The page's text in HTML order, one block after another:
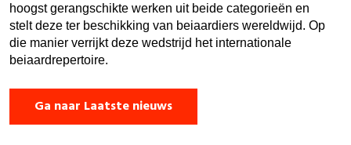
hoogst gerangschikte werken uit beide categorieën en
stelt deze ter beschikking van beiaardiers wereldwijd. Op
die manier verrijkt deze wedstrijd het internationale
beiaardrepertoire.
Ga naar Laatste nieuws